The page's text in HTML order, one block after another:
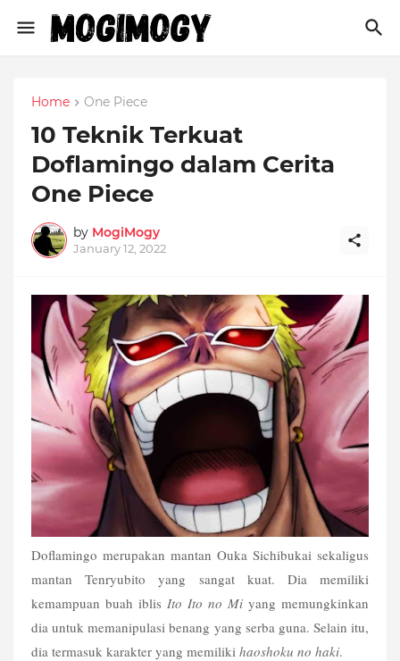
Home One Piece
10 Teknik Terkuat
Doflamingo dalam Cerita
One Piece
by MogiMogy
January 12, 2022
Doflamingo merupakan mantan Ouka Sichibukai sekaligus
mantan Tenryubito yang sangat kuat. Dia memiliki
kemampuan buah iblis Ito Ito no Mi yang memungkinkan
dia untuk memanipulasi benang yang serba guna. Selain itu,
dia termasuk karakter yang memiliki haoshoku no haki.